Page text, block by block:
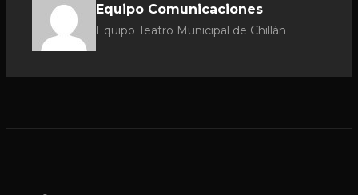
Equipo Comunicaciones
Equipo Teatro Municipal de Chillán